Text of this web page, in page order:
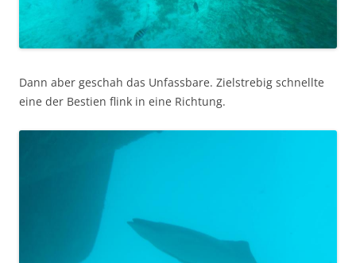
Dann aber geschah das Unfassbare. Zielstrebig schnellte
eine der Bestien flink in eine Richtung.